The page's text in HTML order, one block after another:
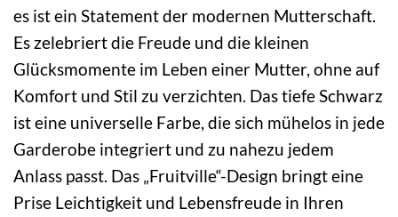
es ist ein Statement der modernen Mutterschaft.
Es zelebriert die Freude und die kleinen
Glücksmomente im Leben einer Mutter, ohne auf
Komfort und Stil zu verzichten. Das tiefe Schwarz
ist eine universelle Farbe, die sich mühelos in jede
Garderobe integriert und zu nahezu jedem
Anlass passt. Das „Fruitville“-Design bringt eine
Prise Leichtigkeit und Lebensfreude in Ihren